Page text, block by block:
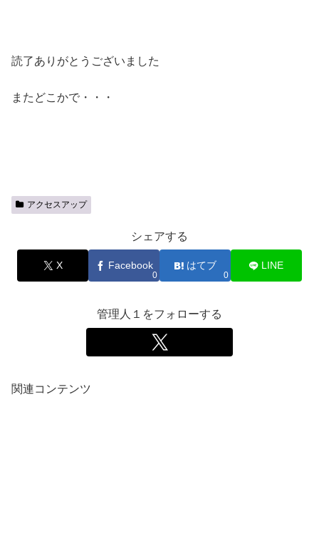
読了ありがとうございました
またどこかで・・・
アクセスアップ
シェアする
X Facebook
0
はてブ
0
LINE
管理人１をフォローする
関連コンテンツ